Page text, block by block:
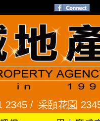
采頣花園 2345 9927 /